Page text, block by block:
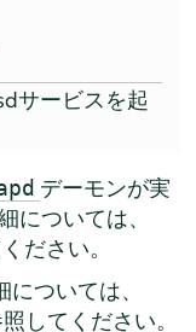
サービスを起
デーモンが実
については、
ださい。
ついては、
してください。